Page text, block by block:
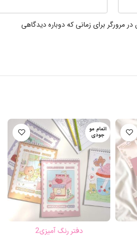
مرورگر برای زمانی که دوباره دیدگاهی
اتمام مو
جودی
دفتر رنگ آمیزی2